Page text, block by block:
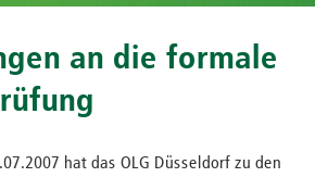
an die formale
hat das OLG Düsseldorf zu den